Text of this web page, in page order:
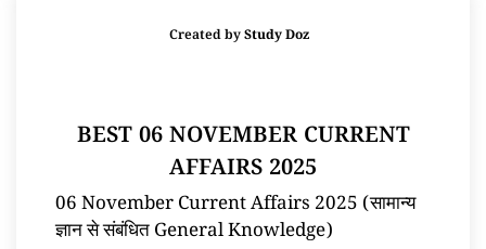
Created byStudy Doz
BEST 06 NOVEMBER CURRENT
AFFAIRS 2025
06 November Current Affairs 2025 (सामान्य
ज्ञान से संबंधित General Knowledge)